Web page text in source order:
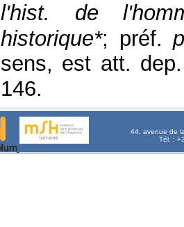
l'hist. de
historique*; préf.
sens, est att.
146.
44, avenue de
Tél. :